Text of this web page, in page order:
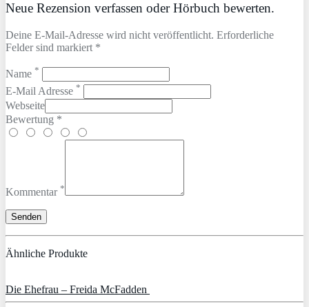
Neue Rezension verfassen oder Hörbuch bewerten.
Deine E-Mail-Adresse wird nicht veröffentlicht. Erforderliche
Felder sind markiert *
Name *
E-Mail Adresse *
Webseite
Bewertung *
Kommentar *
Ähnliche Produkte
Die Ehefrau – Freida McFadden